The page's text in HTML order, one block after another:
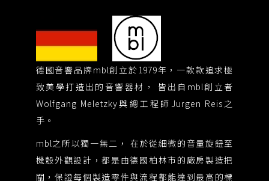
德國音響品牌mbl創立於1979年，一款款追求極
致美學打造出的音響器材， 皆出自mbl創立者
Wolfgang Meletzky與總工程師Jurgen Reis之
手。
mbl之所以獨一無二， 在於從細微的音量旋鈕至
機殼外觀設計，都是由德國柏林市的廠房製造把
關，保證每個製造零件與流程都能達到最高的標